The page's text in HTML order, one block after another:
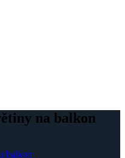
na balkon
balkon